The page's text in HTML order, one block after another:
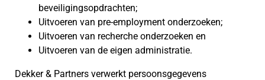
beveiligingsopdrachten;
Uitvoeren van pre-employment onderzoeken;
Uitvoeren van recherche onderzoeken en
Uitvoeren van de eigen administratie.
Dekker & Partners verwerkt persoonsgegevens